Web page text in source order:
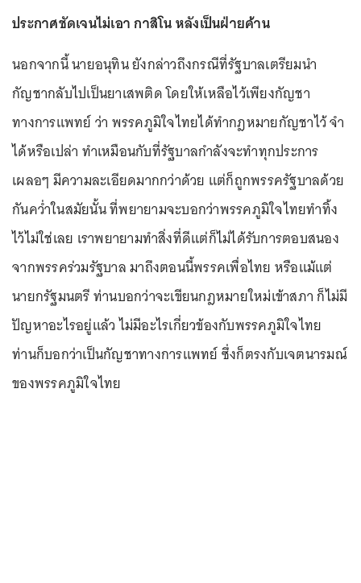
ประกาศชัดเจนไม่เอา กาสิโน หลังเป็นฝ่ายค้าน
นอกจากนี้ นายอนุทิน ยังกล่าวถึงกรณีที่รัฐบาลเตรียมนำ
กัญชากลับไปเป็นยาเสพติด โดยให้เหลือไว้เพียงกัญชา
ทางการแพทย์ ว่า พรรคภูมิใจไทยได้ทำกฎหมายกัญชาไว้ จำ
ได้หรือเปล่า ทำเหมือนกับที่รัฐบาลกำลังจะทำทุกประการ
เผลอๆ มีความละเอียดมากกว่าด้วย แต่ก็ถูกพรรครัฐบาลด้วย
กันคว่ำในสมัยนั้น ที่พยายามจะบอกว่าพรรคภูมิใจไทยทำทิ้ง
ไว้ไม่ใช่เลย เราพยายามทำสิ่งที่ดีแต่ก็ไม่ได้รับการตอบสนอง
จากพรรคร่วมรัฐบาล มาถึงตอนนี้พรรคเพื่อไทย หรือแม้แต่
นายกรัฐมนตรี ท่านบอกว่าจะเขียนกฎหมายใหม่เข้าสภา ก็ไม่มี
ปัญหาอะไรอยู่แล้ว ไม่มีอะไรเกี่ยวข้องกับพรรคภูมิใจไทย
ท่านก็บอกว่าเป็นกัญชาทางการแพทย์ ซึ่งก็ตรงกับเจตนารมณ์
ของพรรคภูมิใจไทย